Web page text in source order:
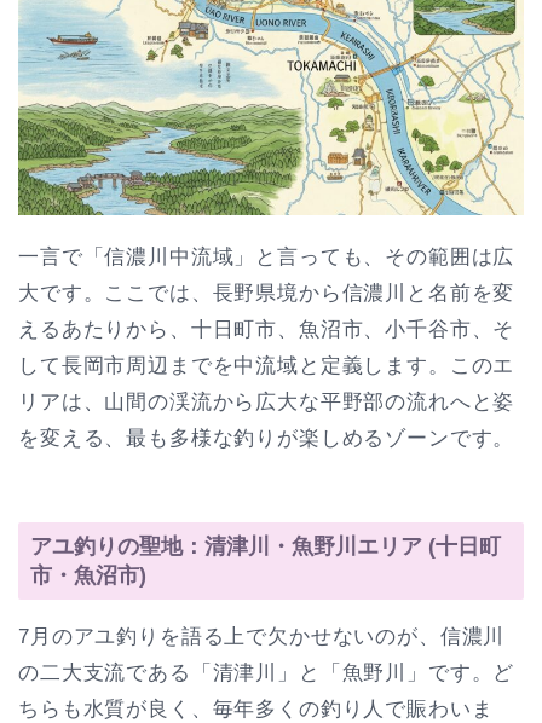
一言で「信濃川中流域」と言っても、その範囲は広
大です。ここでは、長野県境から信濃川と名前を変
えるあたりから、十日町市、魚沼市、小千谷市、そ
して長岡市周辺までを中流域と定義します。このエ
リアは、山間の渓流から広大な平野部の流れへと姿
を変える、最も多様な釣りが楽しめるゾーンです。
アユ釣りの聖地：清津川・魚野川エリア (十日町
市・魚沼市)
7月のアユ釣りを語る上で欠かせないのが、信濃川
の二大支流である「清津川」と「魚野川」です。ど
ちらも水質が良く、毎年多くの釣り人で賑わいま